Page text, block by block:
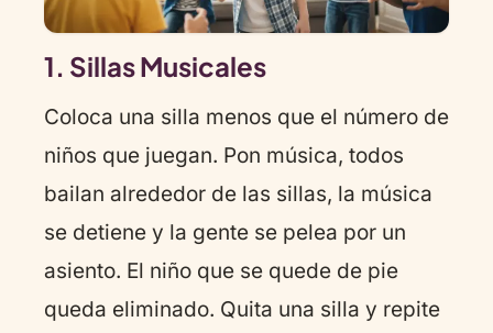
1. Sillas Musicales
Coloca una silla menos que el número de
niños que juegan. Pon música, todos
bailan alrededor de las sillas, la música
se detiene y la gente se pelea por un
asiento. El niño que se quede de pie
queda eliminado. Quita una silla y repite